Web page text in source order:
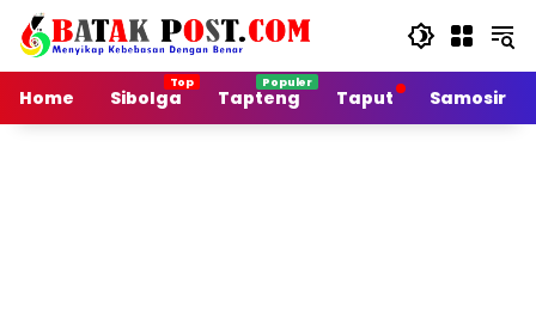
Langsung
konten
Home
Sibolga Tapteng Taput Samosir